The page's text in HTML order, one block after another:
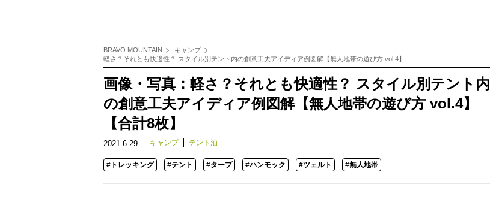
BRAVO MOUNTAIN
キャンプ
軽さ？それとも快適性？ スタイル別テント内の創意工夫アイディア例図解【無人地帯の遊び方 vol.4】
画像・写真：軽さ？それとも快適性？ スタイル別テント内
の創意工夫アイディア例図解【無人地帯の遊び方 vol.4】
【合計8枚】
2021.6.29 キャンプ テント泊
#トレッキング #テント #タープ #ハンモック #ツェルト #無人地帯